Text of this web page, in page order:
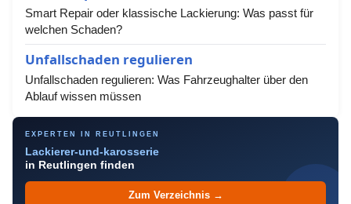
Smart Repair oder klassische Lackierung: Was passt für
welchen Schaden?
Unfallschaden regulieren
Unfallschaden regulieren: Was Fahrzeughalter über den
Ablauf wissen müssen
EXPERTEN IN REUTLINGEN
Lackierer-und-karosserie
in Reutlingen finden
Zum Verzeichnis →